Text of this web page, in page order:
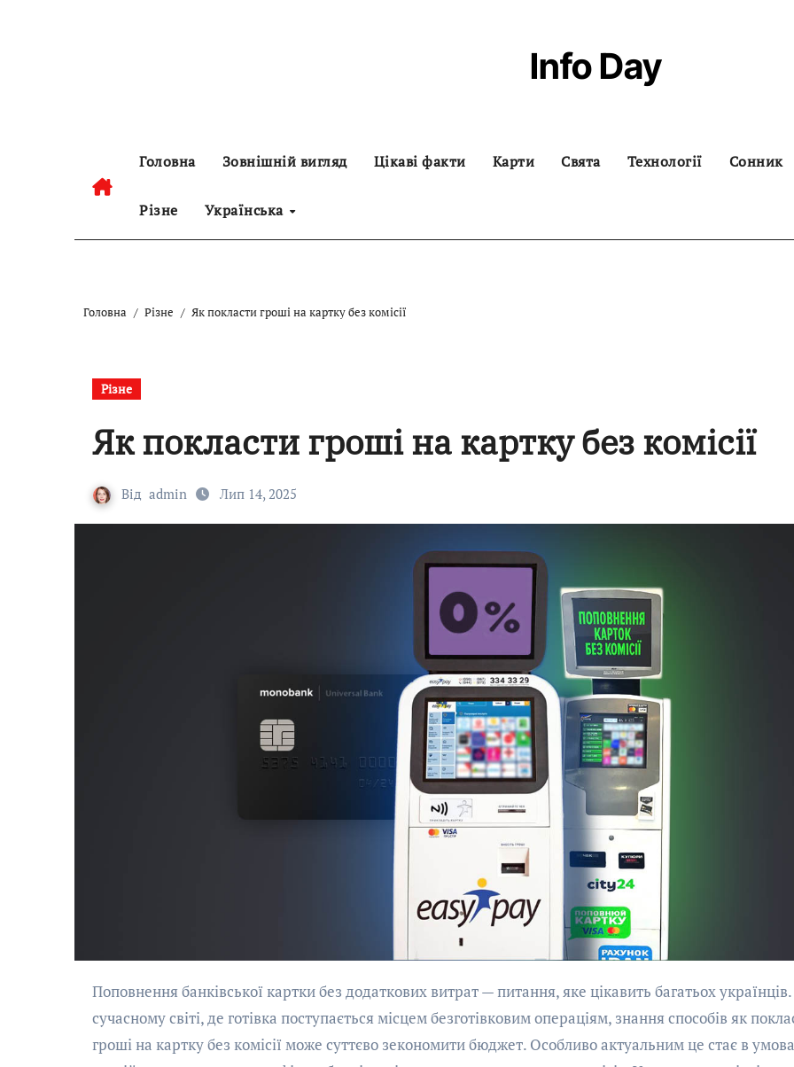
Info Day
Головна Зовнішній вигляд Цікаві факти Карти Свята Технології Сонник
Різне Українська
Головна Різне Як покласти гроші на картку без комісії
Різне
Як покласти гроші на картку без комісії
Від admin Лип 14, 2025
Поповнення банківської картки без додаткових витрат — питання, яке цікавить багатьох українців. У
сучасному світі, де готівка поступається місцем безготівковим операціям, знання способів як
гроші на картку без комісії може суттєво зекономити бюджет. Особливо актуальним це стає в